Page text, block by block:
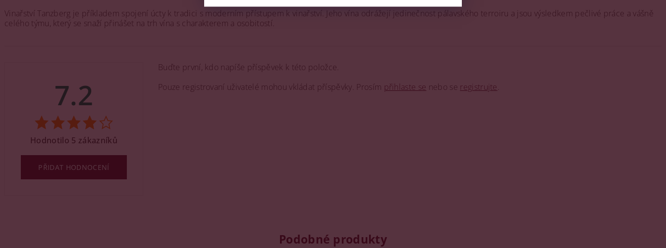
Vinařství Tanzberg je příkladem spojení úcty k tradici s moderním přístupem k vinařství. Jeho vína odrážejí jedinečnost pálavského terroiru a jsou výsledkem pečlivé práce a vášně
celého týmu, který se snaží přinášet na trh vína s charakterem a osobitostí.
Buďte první, kdo napíše příspěvek k této položce.
Pouze registrovaní uživatelé mohou vkládat příspěvky. Prosím přihlaste se nebo se registrujte
7.2
Hodnotilo 5 zákazníků
PŘIDAT HODNOCENÍ
Podobné produkty